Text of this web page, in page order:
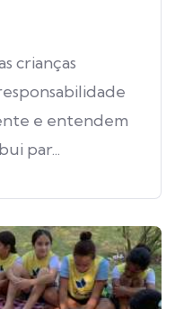
crianças
e entendem
par...